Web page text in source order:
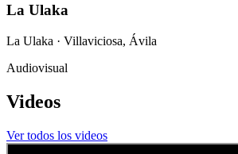
La Ulaka
La Ulaka · Villaviciosa, Ávila
Audiovisual
Videos
Ver todos los videos